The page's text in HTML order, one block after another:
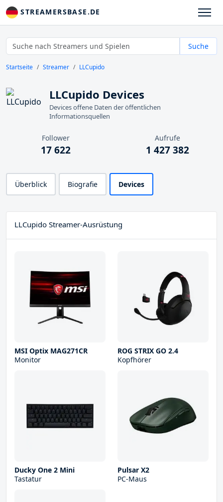
STREAMERSBASE.DE
Suche
Startseite Streamer LLCupido
LLCupido Devices
Devices offene Daten der öffentlichen
Informationsquellen
Follower
17 622
Aufrufe
1 427 382
Überblick Biografie Devices
LLCupido Streamer-Ausrüstung
MSI Optix MAG271CR
Monitor
ROG STRIX GO 2.4
Kopfhörer
Ducky One 2 Mini
Tastatur
Pulsar X2
PC-Maus